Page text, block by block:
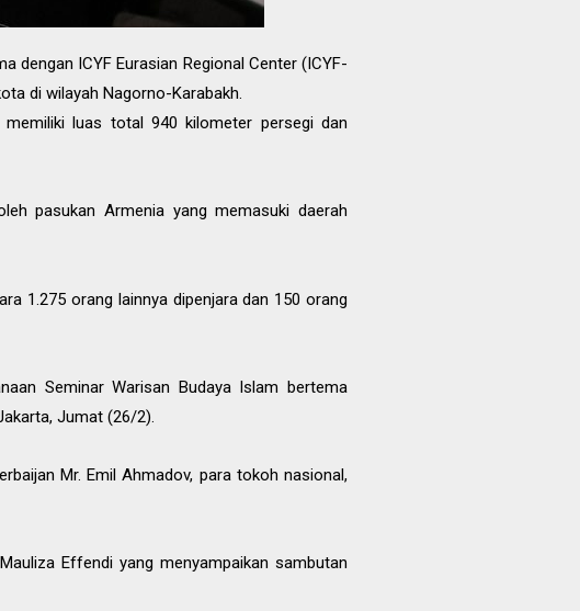
dengan ICYF Eurasian Regional Center (ICYF-
di wilayah Nagorno-Karabakh.
memiliki luas total 940 kilometer persegi dan
pasukan Armenia yang memasuki daerah
1.275 orang lainnya dipenjara dan 150 orang
Seminar Warisan Budaya Islam bertema
Jumat (26/2).
Mr. Emil Ahmadov, para tokoh nasional,
Effendi yang menyampaikan sambutan